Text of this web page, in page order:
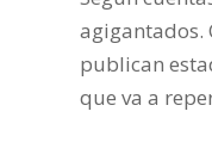
agigantados.
publican
que va a